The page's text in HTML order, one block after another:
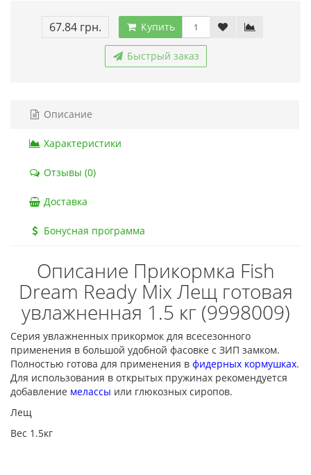
67.84 грн. Купить
Быстрый заказ
Описание
Характеристики
Отзывы (0)
Доставка
Бонусная программа
Описание Прикормка Fish
Dream Ready Mix Лещ готовая
увлажненная 1.5 кг (9998009)
Серия увлажненных прикормок для всесезонного
применения в большой удобной фасовке с ЗИП замком.
Полностью готова для применения в фидерных кормушках.
Для использования в открытых пружинах рекомендуется
добавление мелассы или глюкозных сиропов.
Лещ
Вес 1.5кг